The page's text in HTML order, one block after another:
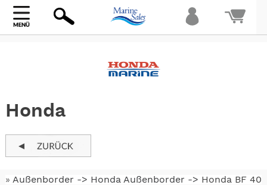
Honda
» Außenborder -> Honda Außenborder -> Honda BF 40